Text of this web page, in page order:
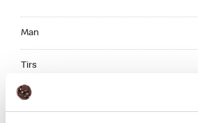
Man
Tirs
Ons
Wednesday 08:00 - 01:00